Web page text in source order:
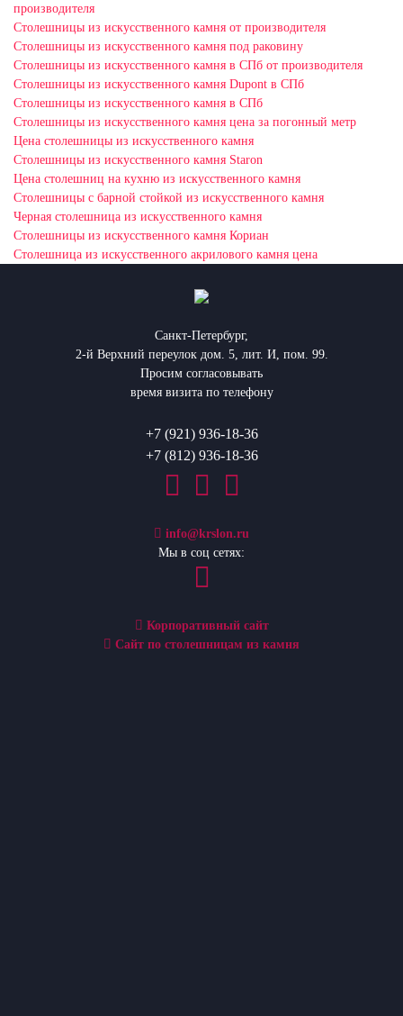
производителя
Столешницы из искусственного камня от производителя
Столешницы из искусственного камня под раковину
Столешницы из искусственного камня в СПб от производителя
Столешницы из искусственного камня Dupont в СПб
Столешницы из искусственного камня в СПб
Столешницы из искусственного камня цена за погонный метр
Цена столешницы из искусственного камня
Столешницы из искусственного камня Staron
Цена столешниц на кухню из искусственного камня
Столешницы с барной стойкой из искусственного камня
Черная столешница из искусственного камня
Столешницы из искусственного камня Кориан
Столешница из искусственного акрилового камня цена
Санкт-Петербург,
2-й Верхний переулок дом. 5, лит. И, пом. 99.
Просим согласовывать
время визита по телефону
+7 (921) 936-18-36
+7 (812) 936-18-36
info@krslon.ru
Мы в соц сетях:
Корпоративный сайт
Сайт по столешницам из камня